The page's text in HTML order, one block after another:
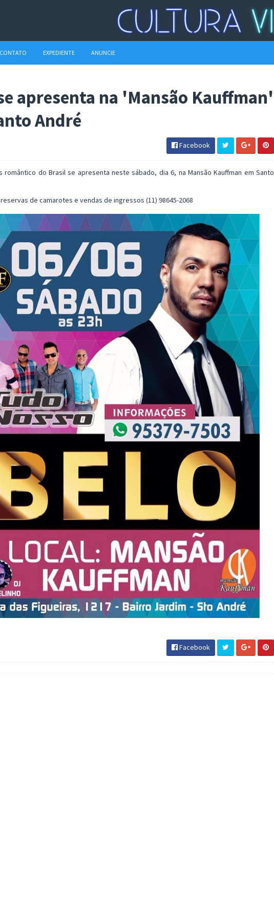
CONTATO EXPEDIENTE ANUNCIE
apresenta na 'Mansão Kauffman'
André
Facebook
romântico do Brasil se apresenta neste sábado, dia 6, na Mansão Kauffman em Santo
de camarotes e vendas de ingressos (11) 98645-2068
Facebook